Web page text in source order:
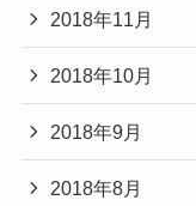
2018年11月
2018年10月
2018年9月
2018年8月